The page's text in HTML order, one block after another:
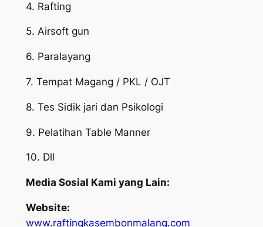
4. Rafting
5. Airsoft gun
6. Paralayang
7. Tempat Magang / PKL / OJT
8. Tes Sidik jari dan Psikologi
9. Pelatihan Table Manner
10. Dll
Media Sosial Kami yang Lain:
Website:
www.raftingkasembonmalang.com